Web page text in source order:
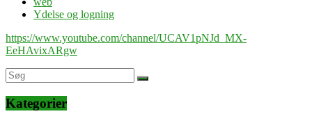
Ydelse og logning
https://www.youtube.com/channel/UCAV1pNJd_MX-
EeHAvixARgw
Kategorier